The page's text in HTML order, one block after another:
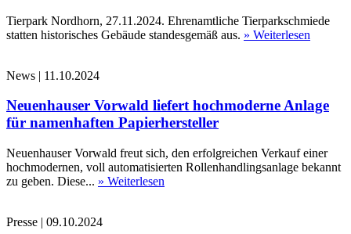
Tierpark Nordhorn, 27.11.2024. Ehrenamtliche Tierparkschmiede
statten historisches Gebäude standesgemäß aus. » Weiterlesen
News | 11.10.2024
Neuenhauser Vorwald liefert hochmoderne Anlage
für namenhaften Papierhersteller
Neuenhauser Vorwald freut sich, den erfolgreichen Verkauf einer
hochmodernen, voll automatisierten Rollenhandlingsanlage bekannt
zu geben. Diese... » Weiterlesen
Presse | 09.10.2024